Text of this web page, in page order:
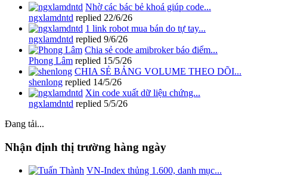
Nhờ các bác bẻ khoá giúp code...
ngxlamdntd replied 22/6/26
1 link robot mua bán do tự tay...
ngxlamdntd replied 9/6/26
Chia sẻ code amibroker báo điểm...
Phong Lâm replied 15/5/26
CHIA SẺ BẢNG VOLUME THEO DÕI...
shenlong replied 14/5/26
Xin code xuất dữ liệu chứng...
ngxlamdntd replied 5/5/26
Đang tải...
Nhận định thị trường hàng ngày
VN-Index thủng 1.600, danh mục...